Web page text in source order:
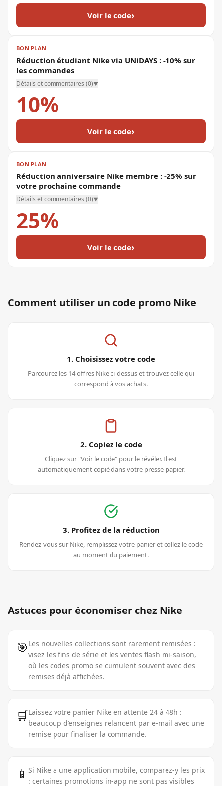
Voir le code›
10%
BON PLAN
Réduction étudiant Nike via UNiDAYS : -10% sur
les commandes
Détails et commentaires (0)▼
Voir le code›
25%
BON PLAN
Réduction anniversaire Nike membre : -25% sur
votre prochaine commande
Détails et commentaires (0)▼
Voir le code›
Comment utiliser un code promo Nike
1. Choisissez votre code
Parcourez les 14 offres Nike ci-dessus et trouvez celle qui
correspond à vos achats.
2. Copiez le code
Cliquez sur "Voir le code" pour le révéler. Il est
automatiquement copié dans votre presse-papier.
3. Profitez de la réduction
Rendez-vous sur Nike, remplissez votre panier et collez le code
au moment du paiement.
Astuces pour économiser chez Nike
🎯 Les nouvelles collections sont rarement remisées :
visez les fins de série et les ventes flash mi-saison,
où les codes promo se cumulent souvent avec des
remises déjà affichées.
🛒Laissez votre panier Nike en attente 24 à 48h :
beaucoup d’enseignes relancent par e-mail avec une
remise pour finaliser la commande.
📱 Si Nike a une application mobile, comparez-y les prix
: certaines promotions in-app ne sont pas visibles